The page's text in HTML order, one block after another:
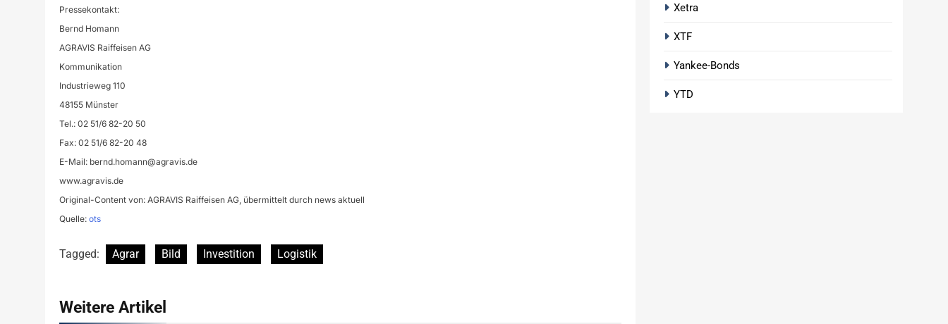
Pressekontakt:
Bernd Homann
AGRAVIS Raiffeisen AG
Kommunikation
Industrieweg 110
48155 Münster
Tel.: 02 51/6 82-20 50
Fax: 02 51/6 82-20 48
E-Mail: bernd.homann@agravis.de
www.agravis.de
Original-Content von: AGRAVIS Raiffeisen AG, übermittelt durch news aktuell
Quelle: ots
Tagged: Agrar Bild Investition Logistik
Weitere Artikel
Xetra
XTF
Yankee-Bonds
YTD